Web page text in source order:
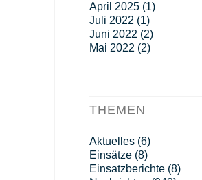
April 2025(1)
Juli 2022 (1)
Juni 2022 (2)
Mai 2022 (2)
THEMEN
Aktuelles(6)
Einsätze(8)
Einsatzberichte(8)